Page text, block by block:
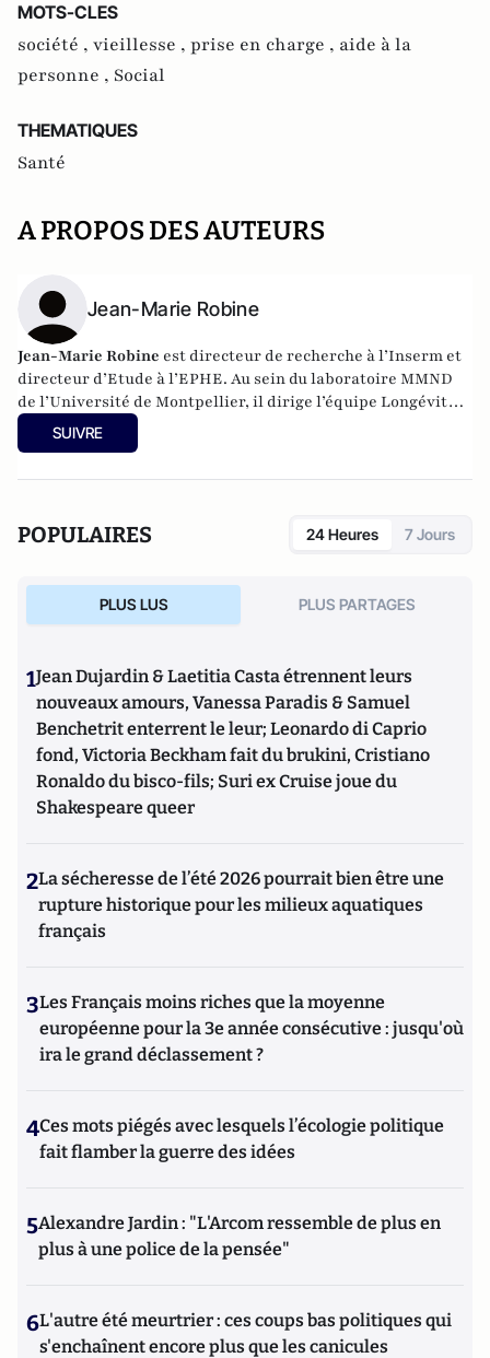
MOTS-CLES
société , vieillesse , prise en charge , aide à la
personne , Social
THEMATIQUES
Santé
A PROPOS DES AUTEURS
Jean-Marie Robine
Jean-Marie Robine est directeur de recherche à l’Inserm et
directeur d’Etude à l’EPHE. Au sein du laboratoire MMND
de l’Université de Montpellier, il dirige l’équipe Longévité
& vitalité.
SUIVRE
POPULAIRES 24 Heures 7 Jours
PLUS LUS PLUS PARTAGES
1Jean Dujardin & Laetitia Casta étrennent leurs
nouveaux amours, Vanessa Paradis & Samuel
Benchetrit enterrent le leur; Leonardo di Caprio
fond, Victoria Beckham fait du brukini, Cristiano
Ronaldo du bisco-fils; Suri ex Cruise joue du
Shakespeare queer
2La sécheresse de l’été 2026 pourrait bien être une
rupture historique pour les milieux aquatiques
français
3Les Français moins riches que la moyenne
européenne pour la 3e année consécutive : jusqu'où
ira le grand déclassement ?
4Ces mots piégés avec lesquels l’écologie politique
fait flamber la guerre des idées
5Alexandre Jardin : "L'Arcom ressemble de plus en
plus à une police de la pensée"
6L'autre été meurtrier : ces coups bas politiques qui
s'enchaînent encore plus que les canicules